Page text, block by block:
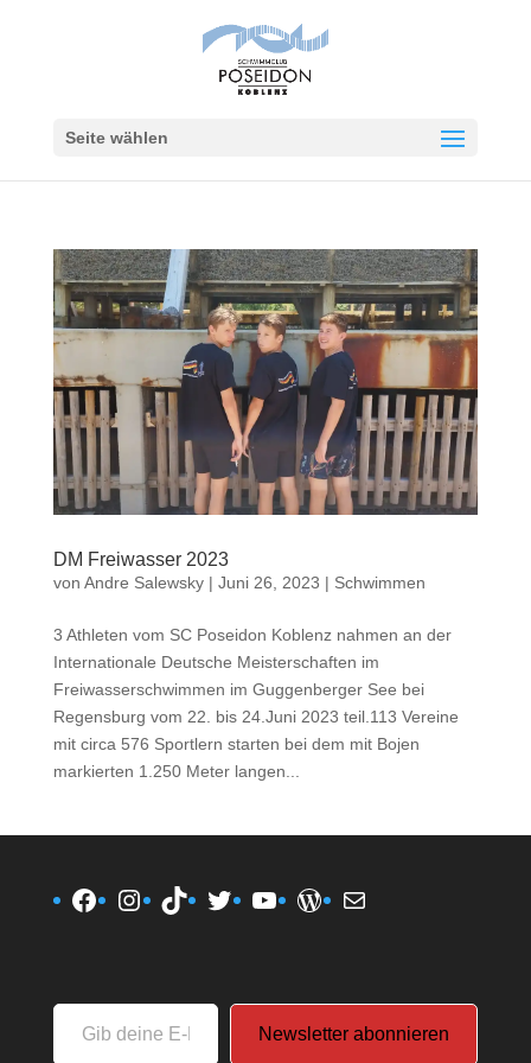
Seite wählen
DM Freiwasser 2023
von Andre Salewsky| Juni 26, 2023 | Schwimmen
3 Athleten vom SC Poseidon Koblenz nahmen an der
Internationale Deutsche Meisterschaften im
Freiwasserschwimmen im Guggenberger See bei
Regensburg vom 22. bis 24.Juni 2023 teil.113 Vereine
mit circa 576 Sportlern starten bei dem mit Bojen
markierten 1.250 Meter langen...
Facebook
Instagram
TikTokTwitterYouTube
WordPress
E-Mail
deine
Newsletter abonnieren